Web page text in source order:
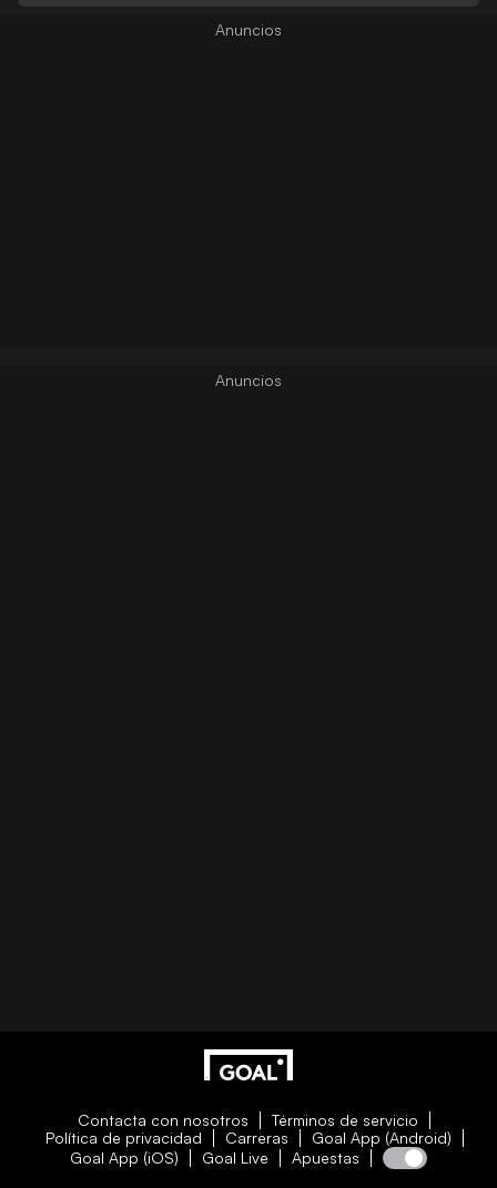
Contacta con nosotros
Términos de servicio
Política de privacidad
Carreras
Goal App (Android)
Goal App (iOS)
Goal Live Apuestas